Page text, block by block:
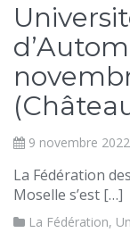
9 novembre 2022
La Fédération
Moselle s’est […]
La Fédération,